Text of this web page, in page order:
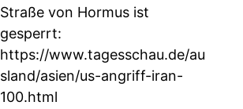
Straße von Hormus ist
gesperrt:
https://www.tagesschau.de/au
sland/asien/us-angriff-iran-
100.html